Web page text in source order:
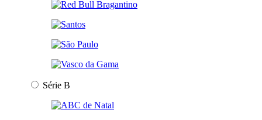
Série B